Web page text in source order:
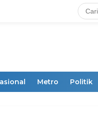
Metro Politik